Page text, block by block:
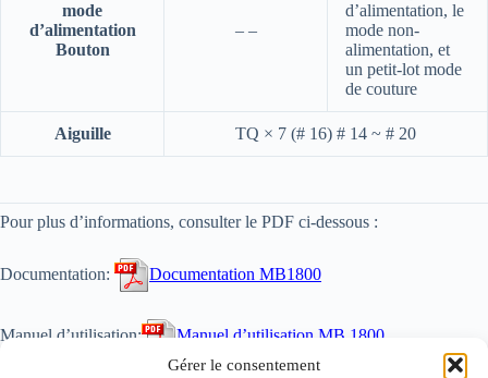
Gérer le consentement
mode
d’alimentation
Bouton
––
d’alimentation, le
mode non-
alimentation, et
un petit-lot mode
de couture
Aiguille TQ × 7 (# 16) # 14 ~ # 20
Pour plus d’informations, consulter le PDF ci-dessous :
Documentation: Documentation MB1800
Manuel d’utilisation: Manuel d’utilisation MB 1800